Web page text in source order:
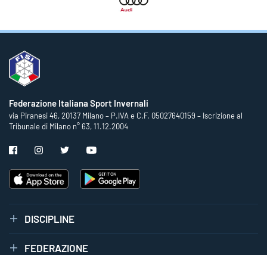
Federazione Italiana Sport Invernali
via Piranesi 46, 20137 Milano – P.IVA e C.F. 05027640159 – Iscrizione al
Tribunale di Milano n° 63, 11.12.2004
DISCIPLINE
FEDERAZIONE